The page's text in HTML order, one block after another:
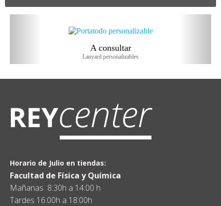
A consultar
Lanyard personalizables
Horario de Julio en tiendas:
Facultad de Física y Química
Mañanas 8:30h a 14:00 h
Tardes 16:00h a 18:00h